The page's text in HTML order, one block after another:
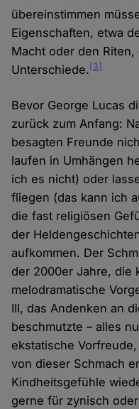
übereinstimmen
Eigenschaften, etwa
Macht oder den
Unterschiede. [3]
Bevor George Lucas
zurück zum Anfang:
besagten Freunde
laufen in Umhängen
ich es nicht) oder
fliegen (das kann ich
die fast religiösen
der
aufkommen. Der
der 2000er Jahre, die
melodramatische
III, das Andenken an
beschmutzte – alles
ekstatische
von dieser Schmach
Kindheitsgefühle
gerne für zynisch